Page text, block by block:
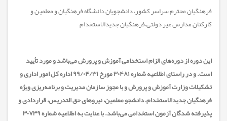
فرهنگیان محترم سراسر کشور، دانشجویان دانشگاه فرهنگیان و معلمین و
کارکنان مدارس غیر دولتی،فرهنگيان جديدالاستخدام
این دوره از دوره‌های الزام استخدامی آموزش و پرورش می‌باشد و مورد تأیید
است. و در راستای اطلاعیه شماره ۳۰۴۸۱ مورخ ۹۹/۰۴/۳۱ اداره کل امور اداری و
تشکیلات وزارت آموزش و پرورش و با مجوز سازمان مدیریت و برنامه‌ریزی ویژه
فرهنگیان جدیدالاستخدام، دانشجو معلمین، نیرو‌های حق التدریس، قراردادی و
پذیرفته شدگان آزمون استخدامی می‌باشد. با عنایت به اطلاعیه شماره ۳۰۷۳۹